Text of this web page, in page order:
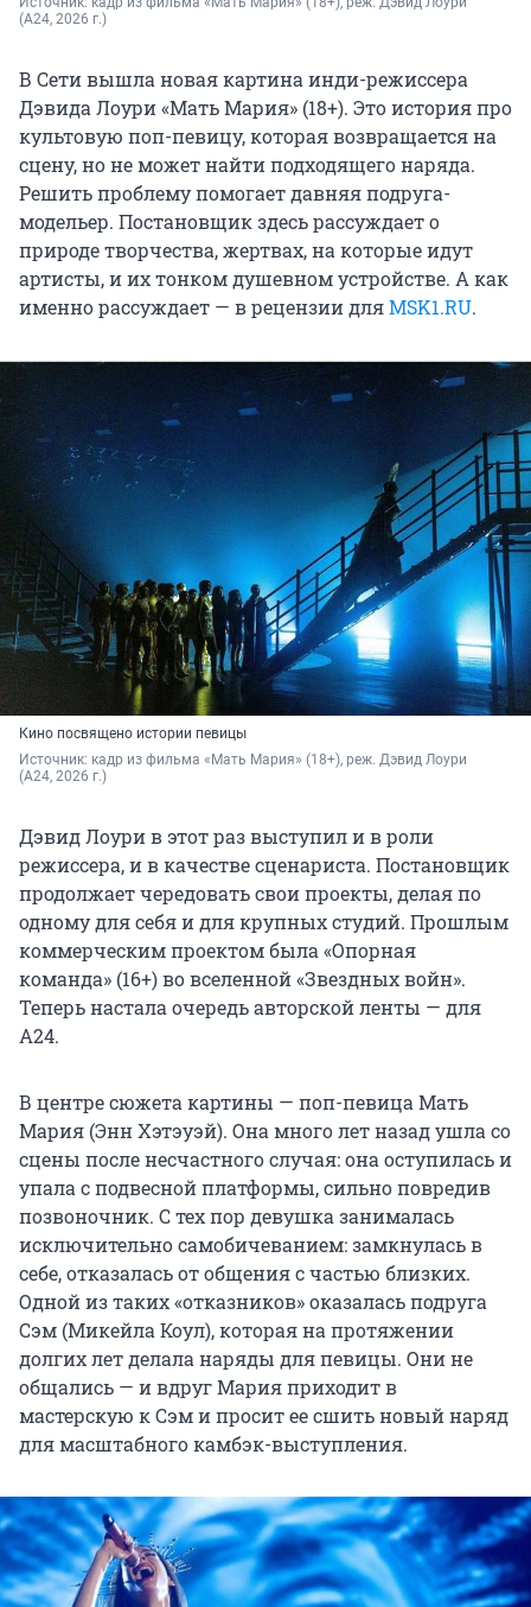
(A24, 2026 г.)
В Сети вышла новая картина инди-режиссера
Дэвида Лоури «Мать Мария» (18+). Это история про
культовую поп-певицу, которая возвращается на
сцену, но не может найти подходящего наряда.
Решить проблему помогает давняя подруга-
модельер. Постановщик здесь рассуждает о
природе творчества, жертвах, на которые идут
артисты, и их тонком душевном устройстве. А как
именно рассуждает — в рецензии дляMSK1.RU.
Кино посвящено истории певицы
Источник: кадр из фильма «Мать Мария» (18+), реж. Дэвид Лоури
(A24, 2026 г.)
Дэвид Лоури в этот раз выступил и в роли
режиссера, и в качестве сценариста. Постановщик
продолжает чередовать свои проекты, делая по
одному для себя и для крупных студий. Прошлым
коммерческим проектом была «Опорная
команда» (16+) во вселенной «Звездных войн».
Теперь настала очередь авторской ленты — для
A24.
В центре сюжета картины — поп-певица Мать
Мария (Энн Хэтэуэй). Она много лет назад ушла со
сцены после несчастного случая: она оступилась и
упала с подвесной платформы, сильно повредив
позвоночник. С тех пор девушка занималась
исключительно самобичеванием: замкнулась в
себе, отказалась от общения с частью близких.
Одной из таких «отказников» оказалась подруга
Сэм (Микейла Коул), которая на протяжении
долгих лет делала наряды для певицы. Они не
общались — и вдруг Мария приходит в
мастерскую к Сэм и просит ее сшить новый наряд
для масштабного камбэк-выступления.